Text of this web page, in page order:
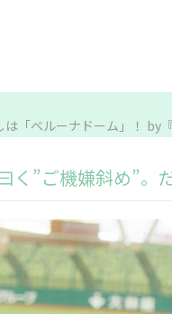
「ベルーナドーム」！ by
く”ご機嫌斜め”。